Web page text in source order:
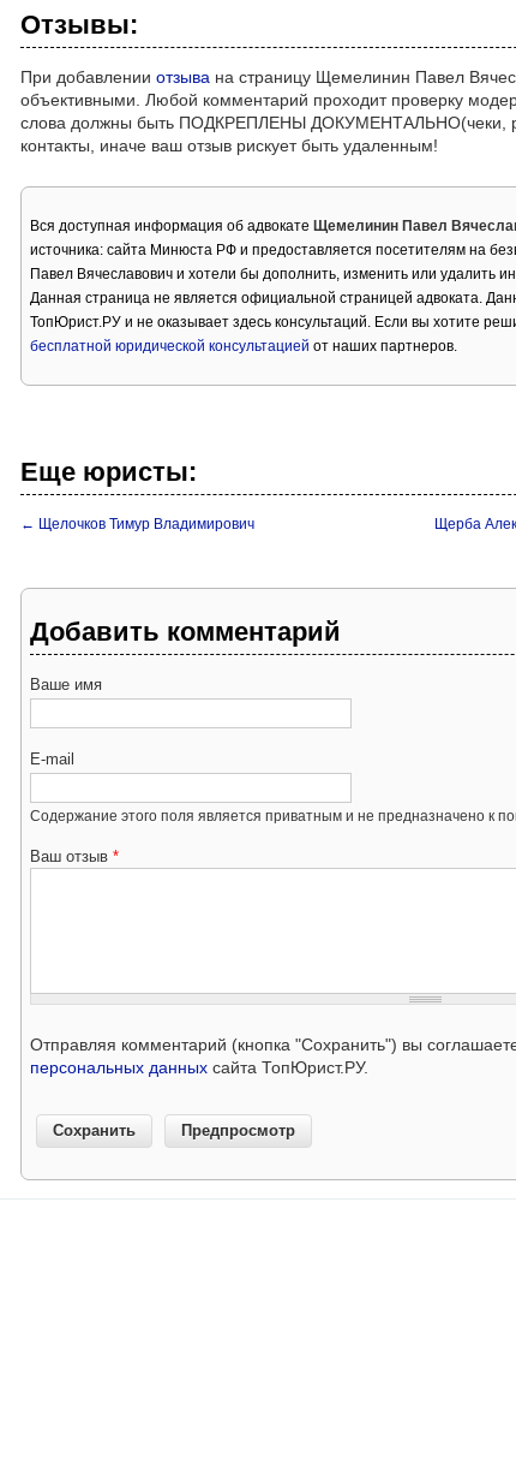
Отзывы:
При добавлении отзыва на страницу Щемелинин Павел
объективными. Любой комментарий проходит проверку
слова должны быть ПОДКРЕПЛЕНЫ ДОКУМЕНТАЛЬНО(чеки,
контакты, иначе ваш отзыв рискует быть удаленным!
Вся доступная информация об адвокате Щемелинин Павел
источника: сайта Минюста РФ и предоставляется посетителям на
Павел Вячеславович и хотели бы дополнить, изменить или удалить
Данная страница не является официальной страницей адвоката.
ТопЮрист.РУ и не оказывает здесь консультаций. Если вы хотите
бесплатной юридической консультацией от наших партнеров.
Еще юристы:
← Щелочков Тимур Владимирович Щерба
Добавить комментарий
Ваше имя
E-mail
Содержание этого поля является приватным и не предназначено к
Ваш отзыв *
Отправляя комментарий (кнопка "Сохранить") вы
персональных данных сайта ТопЮрист.РУ.